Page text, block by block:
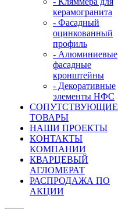
керамогранита
- Фасадный
оцинкованный
профиль
- Алюминиевые
фасадные
кронштейны
- Декоративные
элементы НФС
СОПУТСТВУЮЩИЕ
ТОВАРЫ
НАШИ ПРОЕКТЫ
КОНТАКТЫ
КОМПАНИИ
КВАРЦЕВЫЙ
АГЛОМЕРАТ
РАСПРОДАЖА ПО
АКЦИИ